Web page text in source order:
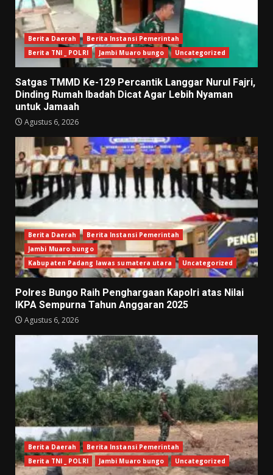
Berita Daerah
Berita Instansi Pemerintah
Berita TNI _ POLRI
Jambi Muaro bungo Uncategorized
Satgas TMMD Ke-129 Percantik Langgar Nurul Fajri,
Dinding Rumah Ibadah Dicat Agar Lebih Nyaman
untuk Jamaah
Agustus 6, 2026
Berita Daerah
Berita Instansi Pemerintah
Jambi Muaro bungo
Kabupaten Padang lawas sumatera utara
Uncategorized
Polres Bungo Raih Penghargaan Kapolri atas Nilai
IKPA Sempurna Tahun Anggaran 2025
Agustus 6, 2026
Berita Daerah
Berita Instansi Pemerintah
Berita TNI _ POLRI
Jambi Muaro bungo Uncategorized